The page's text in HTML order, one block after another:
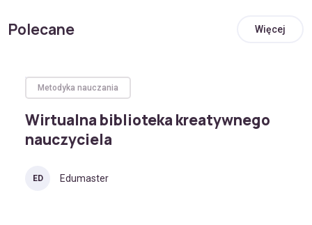
Polecane Więcej
Metodyka nauczania
Wirtualna biblioteka kreatywnego
nauczyciela
ED Edumaster